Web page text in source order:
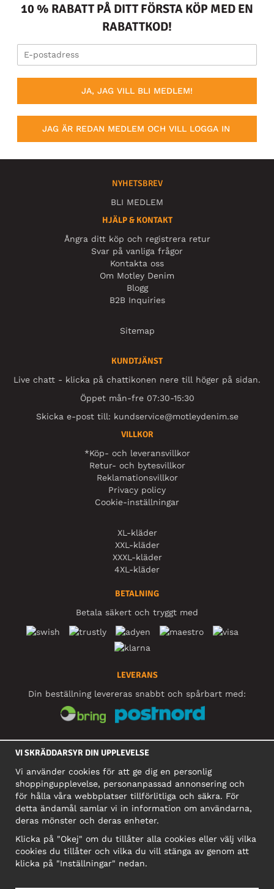
10 % RABATT PÅ DITT FÖRSTA KÖP MED EN
RABATTKOD!
JA, JAG VILL BLI MEDLEM!
JAG ÄR REDAN MEDLEM OCH VILL LOGGA IN
NYHETSBREV
BLI MEDLEM
HJÄLP & KONTAKT
Ångra ditt köp och registrera retur
Svar på vanliga frågor
Kontakta oss
Om Motley Denim
Blogg
B2B Inquiries
Sitemap
KUNDTJÄNST
Live chatt - klicka på chattikonen nere till höger på sidan.
Öppet mån-fre 07:30-15:30
Skicka e-post till: kundservice@motleydenim.se
VILLKOR
*Köp- och leveransvillkor
Retur- och bytesvillkor
Reklamationsvillkor
Privacy policy
Cookie-inställningar
XL-kläder
XXL-kläder
XXXL-kläder
4XL-kläder
BETALNING
Betala säkert och tryggt med
LEVERANS
Din beställning levereras snabbt och spårbart med:
SOCIALA MEDIER
FÖRETAG
Motley Denim Europe OÜ
Narva mnt 5, EE-10117 Tallinn
Org: 12356245, Momsnummer: SE502090048501
OBS! Skicka inte varureturer till denna adress!
VI SKRÄDDARSYR DIN UPPLEVELSE
Vi använder cookies för att ge dig en personlig
shoppingupplevelse, personanpassad annonsering och
för hålla våra webbplatser tillförlitliga och säkra. För
detta ändamål samlar vi in information om användarna,
deras mönster och deras enheter.
Klicka på "Okej" om du tillåter alla cookies eller välj vilka
cookies du tillåter och vilka du vill stänga av genom att
klicka på "Inställningar" nedan.